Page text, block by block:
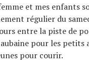
et mes enfants
régulier du
entre la piste de
pour les petits
pour courir.